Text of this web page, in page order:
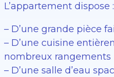
L’appartement dispose :
– D’une grande pièce
– D’une cuisine
nombreux rangements
– D’une salle d’eau